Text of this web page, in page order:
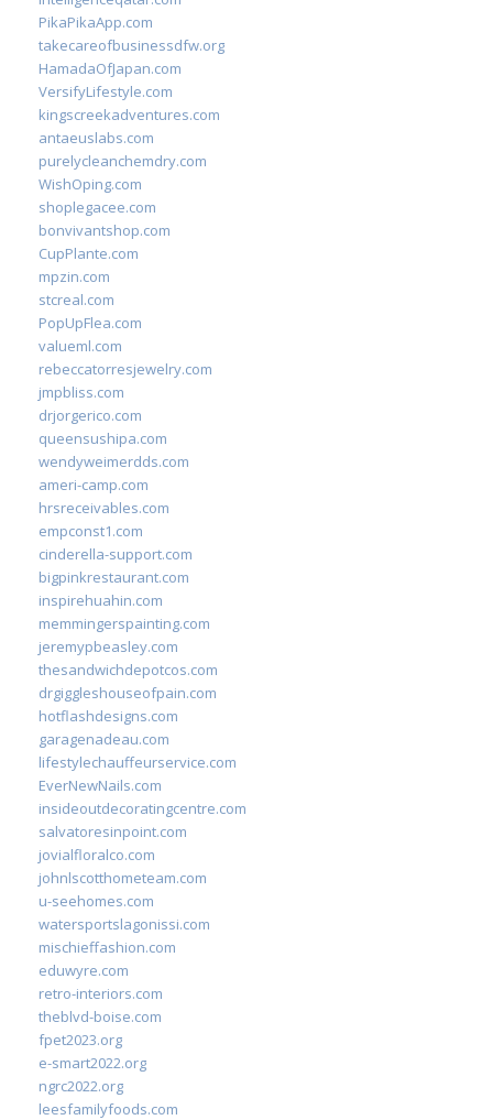
PikaPikaApp.com
takecareofbusinessdfw.org
HamadaOfJapan.com
VersifyLifestyle.com
kingscreekadventures.com
antaeuslabs.com
purelycleanchemdry.com
WishOping.com
shoplegacee.com
bonvivantshop.com
CupPlante.com
mpzin.com
stcreal.com
PopUpFlea.com
valueml.com
rebeccatorresjewelry.com
jmpbliss.com
drjorgerico.com
queensushipa.com
wendyweimerdds.com
ameri-camp.com
hrsreceivables.com
empconst1.com
cinderella-support.com
bigpinkrestaurant.com
inspirehuahin.com
memmingerspainting.com
jeremypbeasley.com
thesandwichdepotcos.com
drgiggleshouseofpain.com
hotflashdesigns.com
garagenadeau.com
lifestylechauffeurservice.com
EverNewNails.com
insideoutdecoratingcentre.com
salvatoresinpoint.com
jovialfloralco.com
johnlscotthometeam.com
u-seehomes.com
watersportslagonissi.com
mischieffashion.com
eduwyre.com
retro-interiors.com
theblvd-boise.com
fpet2023.org
e-smart2022.org
ngrc2022.org
leesfamilyfoods.com